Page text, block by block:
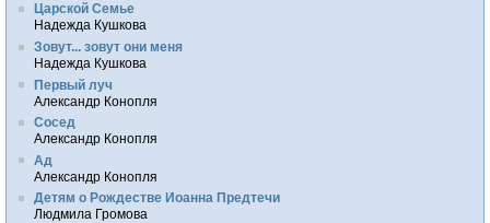
Царской Семье
Надежда Кушкова
Зовут... зовут они меня
Надежда Кушкова
Первый луч
Александр Конопля
Сосед
Александр Конопля
Ад
Александр Конопля
Детям о Рождестве Иоанна Предтечи
Людмила Громова